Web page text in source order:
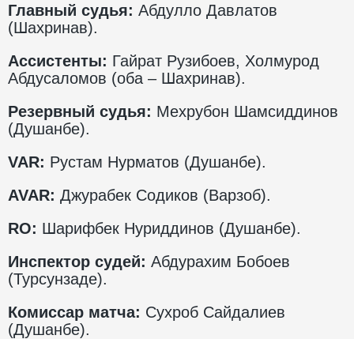
Главный судья: Абдулло Давлатов
(Шахринав).
Ассистенты: Гайрат Рузибоев, Холмурод
Абдусаломов (оба – Шахринав).
Резервный судья: Мехрубон Шамсиддинов
(Душанбе).
VAR: Рустам Нурматов (Душанбе).
AVAR: Джурабек Содиков (Варзоб).
RO: Шарифбек Нуриддинов (Душанбе).
Инспектор судей: Абдурахим Бобоев
(Турсунзаде).
Комиссар матча: Сухроб Сайдалиев
(Душанбе).